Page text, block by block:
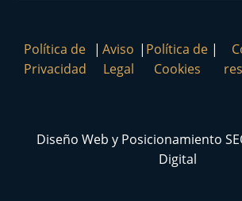
Política de
Privacidad
| Aviso
Legal
| Política de
Cookies
|
Diseño Web y Posicionamiento
Digital